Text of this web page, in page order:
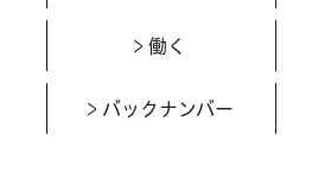
働く
バックナンバー